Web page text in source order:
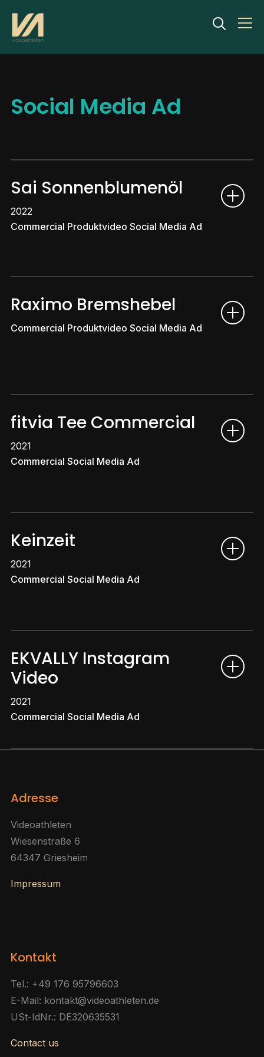
Info
Social Media Ad
Sai Sonnenblumenöl
2022
Commercial Produktvideo Social Media Ad
Raximo Bremshebel
Commercial Produktvideo Social Media Ad
fitvia Tee Commercial
2021
Commercial Social Media Ad
Keinzeit
2021
Commercial Social Media Ad
EKVALLY Instagram
Video
2021
Commercial Social Media Ad
Adresse
Videoathleten
Wiesenstraße 6
64347 Griesheim
Impressum
Kontakt
Tel.: +49 176 95796603
E-Mail: kontakt@videoathleten.de
USt-IdNr.: DE320635531
Contact us